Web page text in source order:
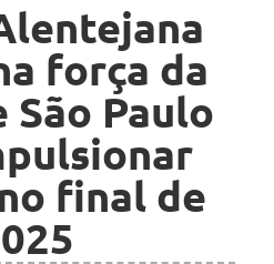
força da
São Paulo
final de